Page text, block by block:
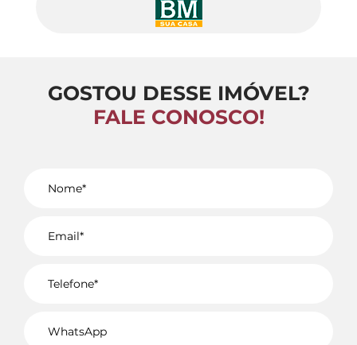
GOSTOU DESSE IMÓVEL?
FALE CONOSCO!